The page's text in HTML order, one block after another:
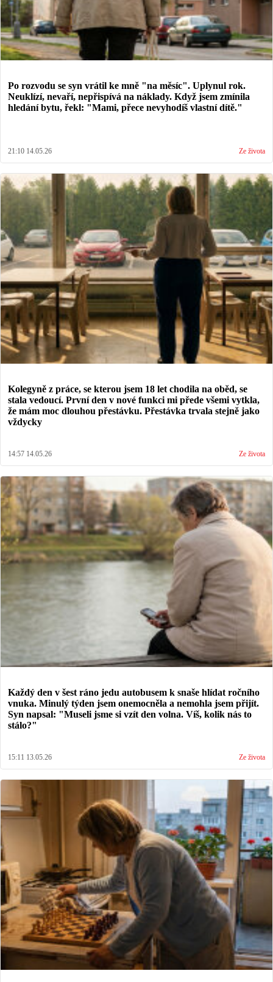
Po rozvodu se syn vrátil ke mně "na měsíc". Uplynul rok.
Neuklízí, nevaří, nepřispívá na náklady. Když jsem zmínila
hledání bytu, řekl: "Mami, přece nevyhodíš vlastní dítě."
21:10 14.05.26 Ze života
Kolegyně z práce, se kterou jsem 18 let chodila na oběd, se
stala vedoucí. První den v nové funkci mi přede všemi vytkla,
že mám moc dlouhou přestávku. Přestávka trvala stejně jako
vždycky
14:57 14.05.26 Ze života
Každý den v šest ráno jedu autobusem k snaše hlídat ročního
vnuka. Minulý týden jsem onemocněla a nemohla jsem přijít.
Syn napsal: "Museli jsme si vzít den volna. Víš, kolik nás to
stálo?"
15:11 13.05.26 Ze života